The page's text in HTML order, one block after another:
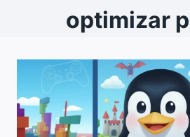
optimizar